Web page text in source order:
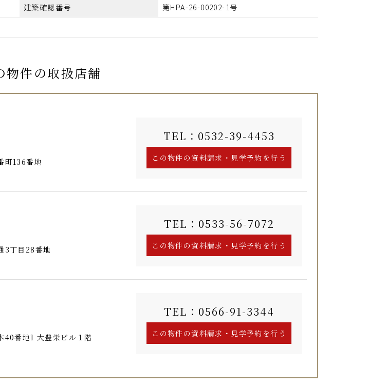
建築確認番号
第HPA-26-00202-1号
物件の取扱店舗
町136番地
TEL：0532-39-4453
3丁目28番地
TEL：0533-56-7072
40番地1 大豊栄ビル１階
TEL：0566-91-3344